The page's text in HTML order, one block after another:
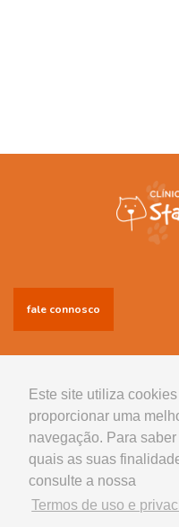
Este site utiliza
proporcionar uma
navegação. Para
quais as suas
consulte a nossa
Termos de uso e
fale connosco
Conselhos úteis
Serviços
Equipamento
Tem alguma